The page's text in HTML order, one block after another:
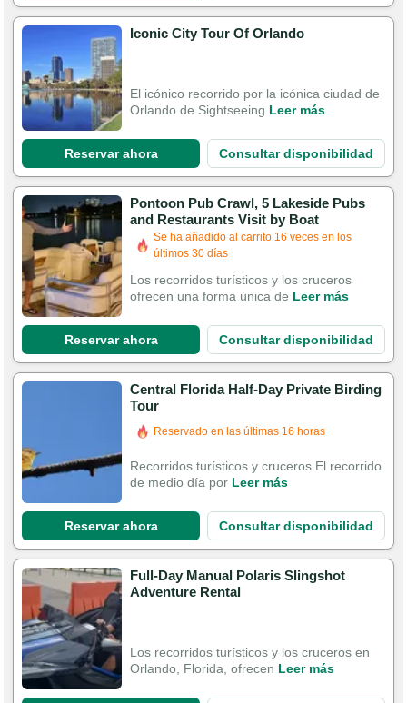
Iconic City Tour Of Orlando
El icónico recorrido por la icónica ciudad de
Orlando de Sightseeing Leer más
Reservar ahora Consultar disponibilidad
Pontoon Pub Crawl, 5 Lakeside Pubs
and Restaurants Visit by Boat
Se ha añadido al carrito 16 veces en los
últimos 30 días
Los recorridos turísticos y los cruceros
ofrecen una forma única de Leer más
Reservar ahora Consultar disponibilidad
Central Florida Half-Day Private Birding
Tour
Reservado en las últimas 16 horas
Recorridos turísticos y cruceros El recorrido
de medio día por Leer más
Reservar ahora Consultar disponibilidad
Full-Day Manual Polaris Slingshot
Adventure Rental
Los recorridos turísticos y los cruceros en
Orlando, Florida, ofrecen Leer más